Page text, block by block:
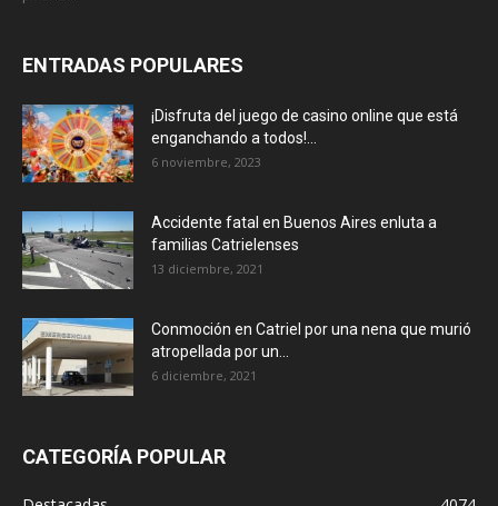
ENTRADAS POPULARES
¡Disfruta del juego de casino online que está
enganchando a todos!...
6 noviembre, 2023
Accidente fatal en Buenos Aires enluta a
familias Catrielenses
13 diciembre, 2021
Conmoción en Catriel por una nena que murió
atropellada por un...
6 diciembre, 2021
CATEGORÍA POPULAR